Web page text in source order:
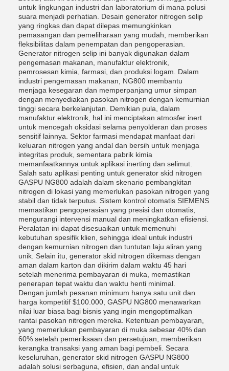
untuk lingkungan industri dan laboratorium di mana polusi
suara menjadi perhatian. Desain generator nitrogen selip
yang ringkas dan dapat dilepas memungkinkan
pemasangan dan pemeliharaan yang mudah, memberikan
fleksibilitas dalam penempatan dan pengoperasian.
Generator nitrogen selip ini banyak digunakan dalam
pengemasan makanan, manufaktur elektronik,
pemrosesan kimia, farmasi, dan produksi logam. Dalam
industri pengemasan makanan, NG800 membantu
menjaga kesegaran dan memperpanjang umur simpan
dengan menyediakan pasokan nitrogen dengan kemurnian
tinggi secara berkelanjutan. Demikian pula, dalam
manufaktur elektronik, hal ini menciptakan atmosfer inert
untuk mencegah oksidasi selama penyolderan dan proses
sensitif lainnya. Sektor farmasi mendapat manfaat dari
keluaran nitrogen yang andal dan bersih untuk menjaga
integritas produk, sementara pabrik kimia
memanfaatkannya untuk aplikasi inerting dan selimut.
Salah satu aplikasi penting untuk generator skid nitrogen
GASPU NG800 adalah dalam skenario pembangkitan
nitrogen di lokasi yang memerlukan pasokan nitrogen yang
stabil dan tidak terputus. Sistem kontrol otomatis SIEMENS
memastikan pengoperasian yang presisi dan otomatis,
mengurangi intervensi manual dan meningkatkan efisiensi.
Peralatan ini dapat disesuaikan untuk memenuhi
kebutuhan spesifik klien, sehingga ideal untuk industri
dengan kemurnian nitrogen dan tuntutan laju aliran yang
unik. Selain itu, generator skid nitrogen dikemas dengan
aman dalam karton dan dikirim dalam waktu 45 hari
setelah menerima pembayaran di muka, memastikan
penerapan tepat waktu dan waktu henti minimal.
Dengan jumlah pesanan minimum hanya satu unit dan
harga kompetitif $100.000, GASPU NG800 menawarkan
nilai luar biasa bagi bisnis yang ingin mengoptimalkan
rantai pasokan nitrogen mereka. Ketentuan pembayaran,
yang memerlukan pembayaran di muka sebesar 40% dan
60% setelah pemeriksaan dan persetujuan, memberikan
kerangka transaksi yang aman bagi pembeli. Secara
keseluruhan, generator skid nitrogen GASPU NG800
adalah solusi serbaguna, efisien, dan andal untuk